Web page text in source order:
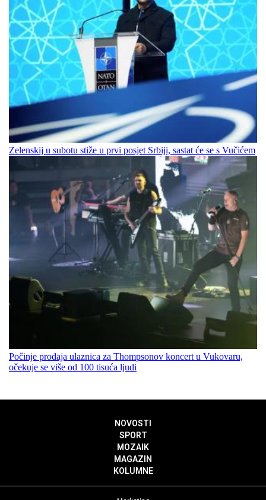
Zelenskij u subotu stiže u prvi posjet Srbiji, sastat će se s Vučićem
Počinje prodaja ulaznica za Thompsonov koncert u Vukovaru,
očekuje se više od 100 tisuća ljudi
NOVOSTI
SPORT
MOZAIK
MAGAZIN
KOLUMNE